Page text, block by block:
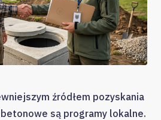
źródłem pozyskania
są programy lokalne.